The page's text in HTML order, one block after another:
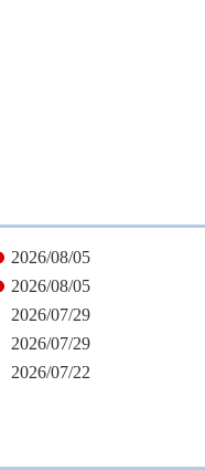
2026/08/05
2026/08/05
2026/07/29
2026/07/29
2026/07/22